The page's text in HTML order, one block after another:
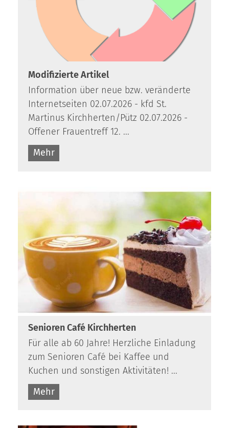
:Modifizierte Artikel
Information über neue bzw. veränderte
Internetseiten 02.07.2026 - kfd St.
Martinus Kirchherten/Pütz 02.07.2026 -
Offener Frauentreff 12. ...
Mehr
Senioren Café Kirchherten
Für alle ab 60 Jahre! Herzliche Einladung
zum Senioren Café bei Kaffee und
Kuchen und sonstigen Aktivitäten! ...
Mehr